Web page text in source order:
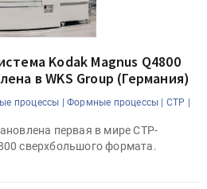
Kodak Magnus Q4800
в WKS Group (Германия)
процессы | Формные процессы | CTP |
первая в мире CTP-
сверхбольшого формата.